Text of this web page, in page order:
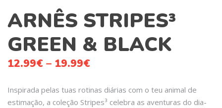
ARNÊS STRIPES³
GREEN & BLACK
12.99€ – 19.99€
Inspirada pelas tuas rotinas diárias com o teu animal de
estimação, a coleção Stripes³ celebra as aventuras do dia-